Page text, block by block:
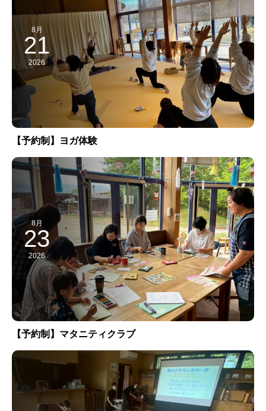
8月
21
2026
【予約制】ヨガ体験
8月
23
2026
【予約制】マタニティクラブ